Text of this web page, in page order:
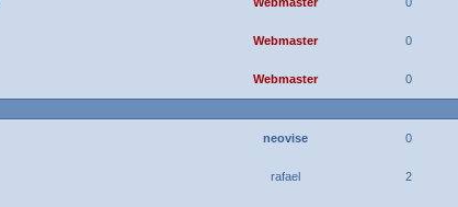
Webmaster 0
Webmaster 0
neovise 0
rafael 2